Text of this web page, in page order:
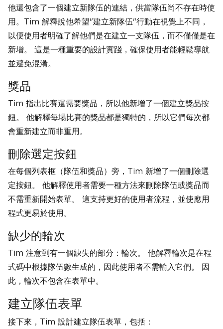
他還包含了一個建立新隊伍的連結，供當隊伍尚不存在時使
用。Tim 解釋說他希望"建立新隊伍"行動在視覺上不同，
以便使用者明確了解他們是在建立一支隊伍，而不僅僅是在
新增。 這是一種重要的設計實踐，確保使用者能輕鬆導航
並避免混淆。
獎品
Tim 指出比賽還需要獎品，所以他新增了一個建立獎品按
鈕。 他解釋每場比賽的獎品都是獨特的，所以它們每次都
會重新建立而非重用。
刪除選定按鈕
在每個列表框（隊伍和獎品）旁，Tim 新增了一個刪除選
定按鈕。 他解釋使用者需要一種方法來刪除隊伍或獎品而
不需重新開始表單。 這支持更好的使用者流程，並使應用
程式更易於使用。
缺少的輪次
Tim 注意到有一個缺失的部分：輪次。 他解釋輪次是在程
式碼中根據隊伍數生成的，因此使用者不需輸入它們。 因
此，輪次不包含在表單中。
建立隊伍表單
接下來，Tim 設計建立隊伍表單，包括：